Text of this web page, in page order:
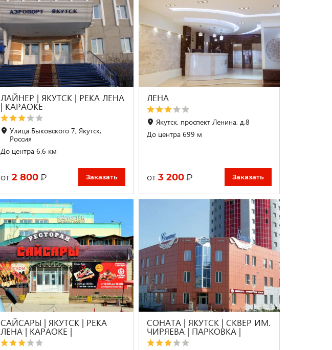
ЛАЙНЕР | ЯКУТСК | РЕКА ЛЕНА
| КАРАОКЕ
Улица Быковского 7, Якутск,
Россия
До центра 6.6 км
от2 800 ₽ Заказать
ЛЕНА
Якутск, проспект Ленина, д.8
До центра 699 м
от3 200 ₽ Заказать
САЙСАРЫ | ЯКУТСК | РЕКА
ЛЕНА | КАРАОКЕ |
СОНАТА | ЯКУТСК | СКВЕР ИМ.
ЧИРЯЕВА | ПАРКОВКА |